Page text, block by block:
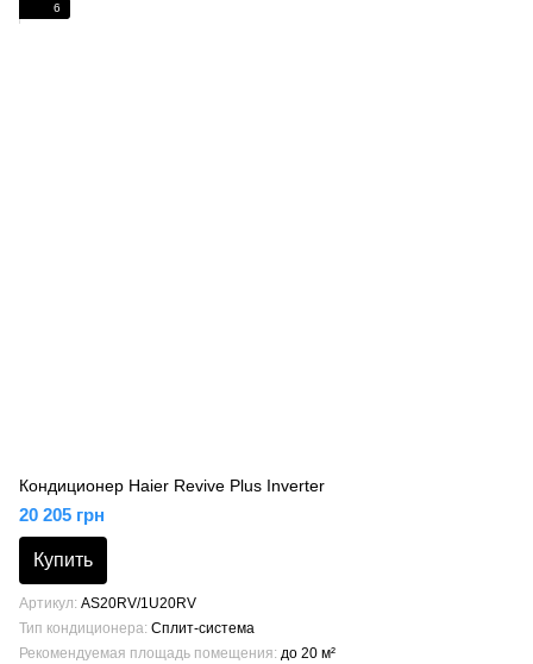
6
Кондиционер Haier Revive Plus Inverter
20 205 грн
Купить
Артикул AS20RV/1U20RV
Тип кондиционера Сплит-система
Рекомендуемая площадь помещения до 20 м²